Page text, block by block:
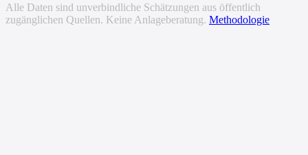
Alle Daten sind unverbindliche Schätzungen aus öffentlich
zugänglichen Quellen. Keine Anlageberatung. Methodologie